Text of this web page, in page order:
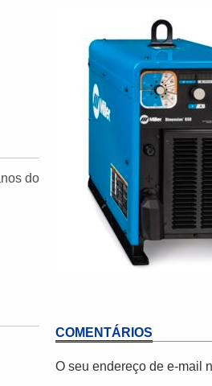
do
COMENTÁRIOS
O seu endereço de e-mail